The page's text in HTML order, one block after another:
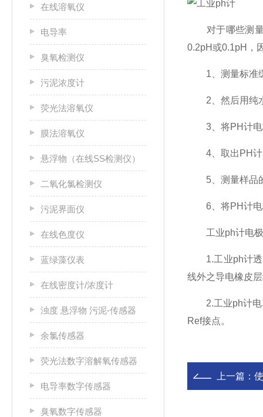
在线溶氧仪
电导率
臭氧检测仪
污泥浓度计
荧光法溶氧仪
膜法溶氧仪
悬浮物（在线SS检测仪）
二氧化氯检测仪
污泥界面仪
在线色度仪
蓝绿藻仪表
在线密度计/浓度计
浊度 悬浮物 污泥-传感器
余氯传感器
荧光法数字溶解氧传感器
电导率数字传感器
臭氧数字传感器
对于哪些测量
0.2pH或0.1pH，
1、测量标准缓
2、然后用纯水
3、将PH计电极
4、取出PH计
5、测量样品的
6、将PH计电
工业ph计电极
1.工业ph计透明
线外之导电橡皮
2.工业ph计电极
Ref接点。
上一篇：